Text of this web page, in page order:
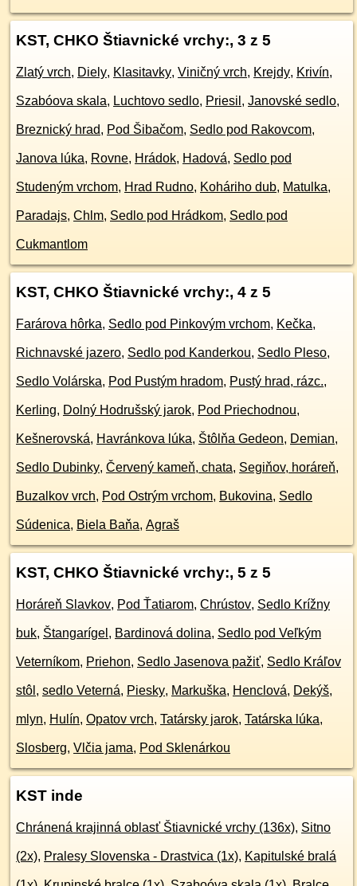
KST, CHKO Štiavnické vrchy:, 3 z 5
Zlatý vrch, Diely, Klasitavky, Viničný vrch, Krejdy, Krivín,
Szabóova skala, Luchtovo sedlo, Priesil , Janovské sedlo,
Breznický hrad, Pod Šibačom, Sedlo pod Rakovcom,
Janova lúka, Rovne, Hrádok, Hadová, Sedlo pod
Studeným vrchom, Hrad Rudno, Koháriho dub, Matulka,
Paradajs, Chlm, Sedlo pod Hrádkom, Sedlo pod
Cukmantlom
KST, CHKO Štiavnické vrchy:, 4 z 5
Farárova hôrka, Sedlo pod Pinkovým vrchom, Kečka,
Richnavské jazero, Sedlo pod Kanderkou, Sedlo Pleso,
Sedlo Volárska, Pod Pustým hradom, Pustý hrad, rázc.,
Kerling, Dolný Hodrušský jarok, Pod Priechodnou,
Kešnerovská, Havránkova lúka, Štôlňa Gedeon, Demian,
Sedlo Dubinky, Červený kameň, chata, Segiňov, horáreň,
Buzalkov vrch, Pod Ostrým vrchom, Bukovina, Sedlo
Súdenica, Biela Baňa, Agraš
KST, CHKO Štiavnické vrchy:, 5 z 5
Horáreň Slavkov, Pod Ťatiarom, Chrústov, Sedlo Krížny
buk, Štangarígel , Bardinová dolina, Sedlo pod Veľkým
Veterníkom, Priehon, Sedlo Jasenova pažiť, Sedlo Kráľov
stôl , sedlo Veterná, Piesky, Markuška, Henclová, Dekýš,
mlyn, Hulín, Opatov vrch, Tatársky jarok, Tatárska lúka,
Slosberg, Vlčia jama, Pod Sklenárkou
KST inde
Chránená krajinná oblasť Štiavnické vrchy (136x), Sitno
(2x), Pralesy Slovenska - Drastvica (1x), Kapitulské bralá